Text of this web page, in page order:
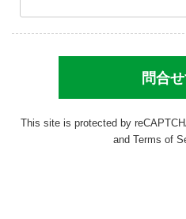
This site is protected by
and Terms of